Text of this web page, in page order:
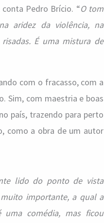
Pedro Brício. “O tom
aridez da violência, na
É uma mistura de
com o fracasso, com a
Sim, com maestria e boas
país, trazendo para perto
como a obra de um autor
lido do ponto de vista
importante, a qual a
uma comédia, mas ficou